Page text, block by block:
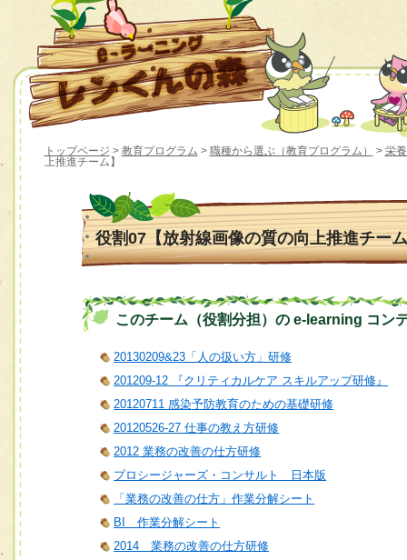
トップページ > 教育プログラム > 職種から選ぶ（教育プログラム） > 栄
上推進チーム】
役割07【放射線画像の質の向上推進チー
このチーム（役割分担）の e-learning コン
20130209&23「人の扱い方」研修
201209-12 『クリティカルケア スキルアップ研修』
20120711 感染予防教育のための基礎研修
20120526-27 仕事の教え方研修
2012 業務の改善の仕方研修
プロシージャーズ・コンサルト 日本版
「業務の改善の仕方」作業分解シート
BI 作業分解シート
2014 業務の改善の仕方研修